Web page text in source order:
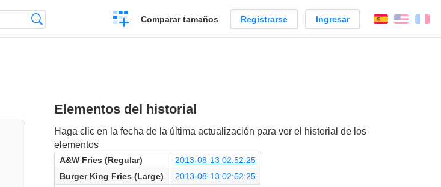
Crear
una
Comparar tamaños Registrarse Ingresar EspañolEnglish
Elementos del historial
Haga clic en la fecha de la última actualización para ver el historial de los
elementos
A&W Fries (Regular)
2013-08-13 02:52:25
Burger King Fries (Large)
2013-08-13 02:52:25